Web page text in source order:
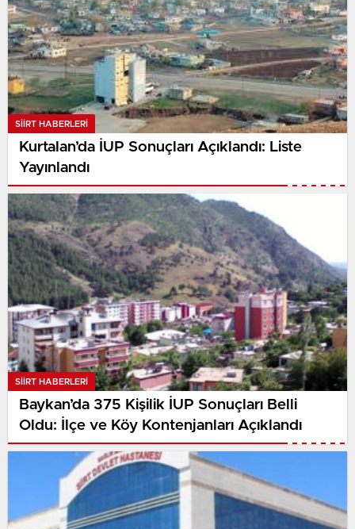
SIIRT HABERLERI
Kurtalan’da İUP Sonuçları Açıklandı: Liste
Yayınlandı
SIIRT HABERLERI
Baykan’da 375 Kişilik İUP Sonuçları Belli
Oldu: İlçe ve Köy Kontenjanları Açıklandı